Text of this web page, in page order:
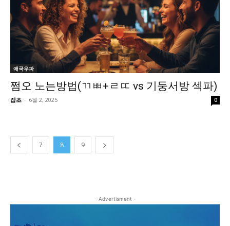
애국우파
쩜오 노는방법(ㄲㅃ+ㄹㄸ vs 기둥서방 섹파)
잡초 - 6월 2, 2025 0
7 8 9
- Advertisment -